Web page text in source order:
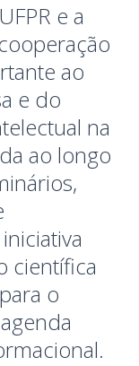
e a
ao
e do
na
ao longo
científica
o